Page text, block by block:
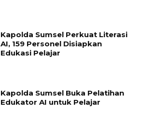
Kapolda Sumsel Perkuat Literasi
AI, 159 Personel Disiapkan
Edukasi Pelajar
Kapolda Sumsel Buka Pelatihan
Edukator AI untuk Pelajar